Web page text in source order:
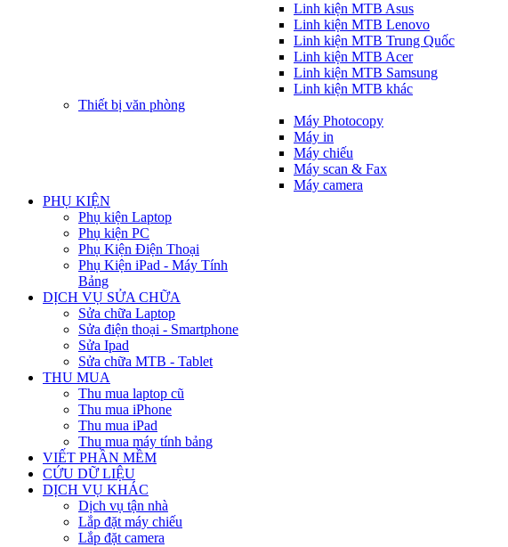
Linh kiện MTB Asus
Linh kiện MTB Lenovo
Linh kiện MTB Trung Quốc
Linh kiện MTB Acer
Linh kiện MTB Samsung
Linh kiện MTB khác
Thiết bị văn phòng
Máy Photocopy
Máy in
Máy chiếu
Máy scan & Fax
Máy camera
PHỤ KIỆN
Phụ kiện Laptop
Phụ kiện PC
Phụ Kiện Điện Thoại
Phụ Kiện iPad - Máy Tính
Bảng
DỊCH VỤ SỬA CHỮA
Sửa chữa Laptop
Sửa điện thoại - Smartphone
Sửa Ipad
Sửa chữa MTB - Tablet
THU MUA
Thu mua laptop cũ
Thu mua iPhone
Thu mua iPad
Thu mua máy tính bảng
VIẾT PHẦN MỀM
CỨU DỮ LIỆU
DỊCH VỤ KHÁC
Dịch vụ tận nhà
Lắp đặt máy chiếu
Lắp đặt camera